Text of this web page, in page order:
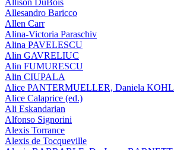
Allesandro Baricco
Allen Carr
Alina-Victoria Paraschiv
Alina PAVELESCU
Alin GAVRELIUC
Alin FUMURESCU
Alin CIUPALA
Alice PANTERMUELLER, Daniela KOHL
Alice Calaprice (ed.)
Ali Eskandarian
Alfonso Signorini
Alexis Torrance
Alexis de Tocqueville